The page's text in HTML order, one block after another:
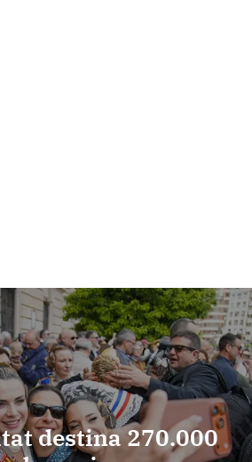
destina 270.000